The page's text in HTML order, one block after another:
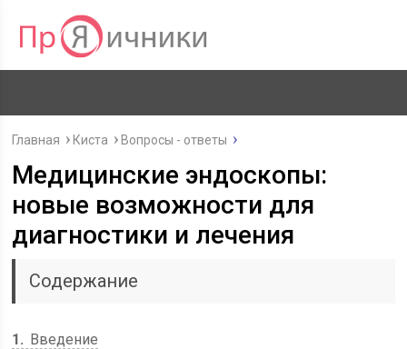
Главная Киста Вопросы - ответы
Медицинские эндоскопы:
новые возможности для
диагностики и лечения
Содержание
1
Введение